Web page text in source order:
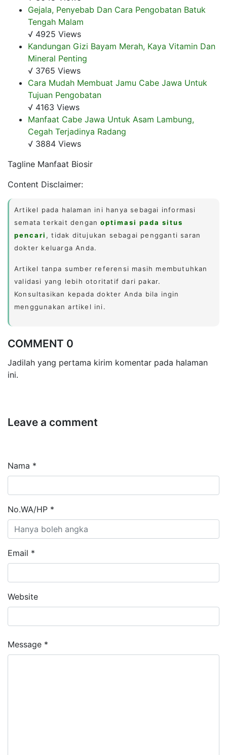
Gejala, Penyebab Dan Cara Pengobatan Batuk
Tengah Malam
√ 4925 Views
Kandungan Gizi Bayam Merah, Kaya Vitamin Dan
Mineral Penting
√ 3765 Views
Cara Mudah Membuat Jamu Cabe Jawa Untuk
Tujuan Pengobatan
√ 4163 Views
Manfaat Cabe Jawa Untuk Asam Lambung,
Cegah Terjadinya Radang
√ 3884 Views
Tagline Manfaat Biosir
Content Disclaimer:
Artikel pada halaman ini hanya sebagai informasi
semata terkait denganoptimasi pada situs
pencari , tidak ditujukan sebagai pengganti saran
dokter keluarga Anda.
Artikel tanpa sumber referensi masih membutuhkan
validasi yang lebih otoritatif dari pakar.
Konsultasikan kepada dokter Anda bila ingin
menggunakan artikel ini.
COMMENT 0
Jadilah yang pertama kirim komentar pada halaman
ini.
Leave a comment
Nama *
No.WA/HP *
Email *
Website
Message *